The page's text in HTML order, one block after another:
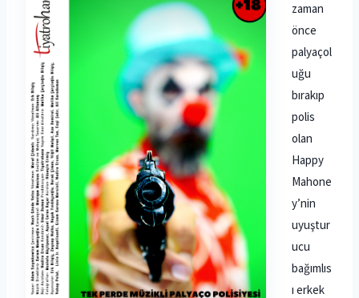
zaman
önce
palyaçol
uğu
bırakıp
polis
olan
Happy
Mahone
y’nin
uyuştur
ucu
bağımlıs
ı erkek